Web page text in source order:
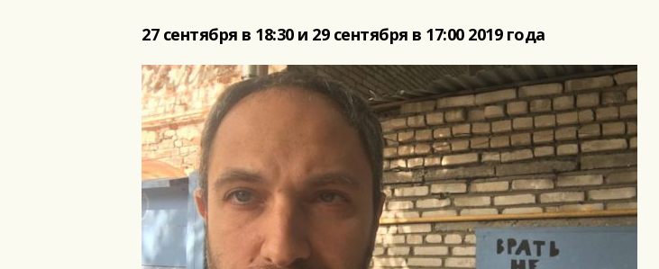
27 сентября в 18:30 и 29 сентября в 17:00 2019 года